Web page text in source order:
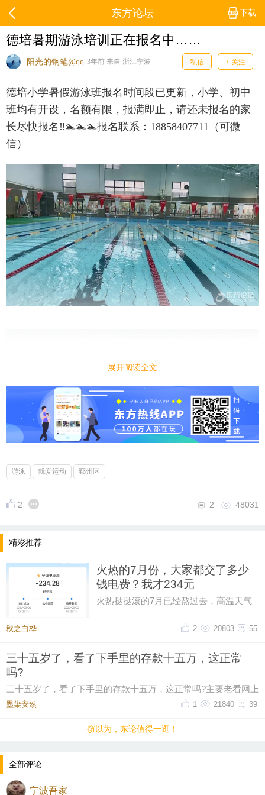
下载
东方论坛
德培暑期游泳培训正在报名中……
阳光的钢笔@qq 3年前 来自 浙江宁波 私信 + 关注
德培小学暑假游泳班报名时间段已更新，小学、初中
班均有开设，名额有限，报满即止，请还未报名的家
长尽快报名‼️🏊🏊🏊报名联系：18858407711（可微
信）
展开阅读全文
游泳 就爱运动 鄞州区
2 48031
2
精彩推荐
火热的7月份，大家都交了多少
钱电费？我才234元
火热挞挞滚的7月已经熬过去，高温天气
超300，昨天一看帐单才234元。
秋之白桦 55
20803
2
三十五岁了，看了下手里的存款十五万，这正常
吗?
三十五岁了，看了下手里的存款十五万，这正常吗?主要老看网上
有人说这个年纪起码五十万起步，我身边有些朋
墨染安然ゝ 39
21840
1
窃以为，东论值得一逛！
全部评论
宁波吾家